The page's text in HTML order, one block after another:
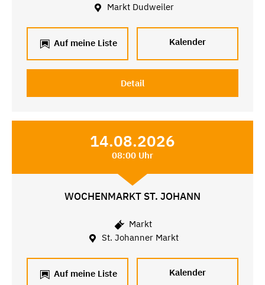
Markt Dudweiler
Auf meine Liste Kalender
Detail
14.08.2026
08:00 Uhr
WOCHENMARKT ST. JOHANN
Markt
St. Johanner Markt
Auf meine Liste Kalender